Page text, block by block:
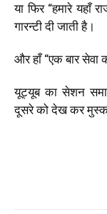
या फिर “हमारे यहाँ
गारन्टी दी जाती है।
और हाँ “एक बार
यूट्यूब का सेशन
दूसरे को देख कर